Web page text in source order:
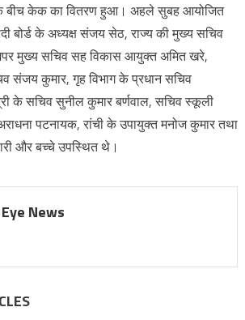
बीच केक का वितरण हुआ। अहले सुबह आयोजित
बोर्ड के अध्यक्ष संजय सेठ, राज्य की मुख्य सचिव
अपर मुख्य सचिव सह विकास आयुक्त अमित खरे,
संजय कुमार, गृह विभाग के प्रधान सचिव
के सचिव सुनील कुमार बर्णवाल, सचिव स्कूली
अराधना पटनायक, रांची के उपायुक्त मनोज कुमार तथा
और बच्चे उपस्थित थे।
News